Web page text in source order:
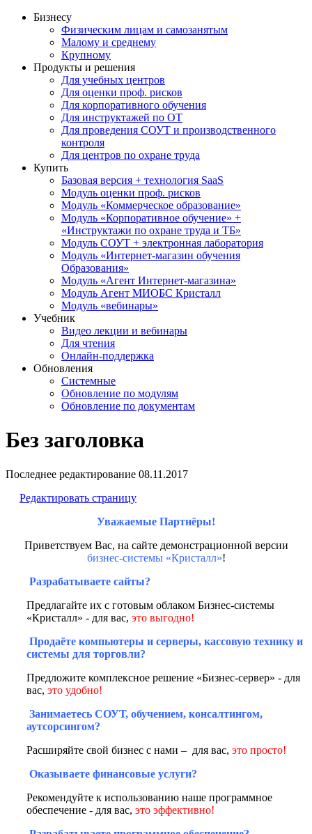
Бизнесу
Физическим лицам и самозанятым
Малому и среднему
Крупному
Продукты и решения
Для учебных центров
Для оценки проф. рисков
Для корпоративного обучения
Для инструктажей по ОТ
Для проведения СОУТ и производственного
контроля
Для центров по охране труда
Купить
Базовая версия + технология SaaS
Модуль оценки проф. рисков
Модуль «Коммерческое образование»
Модуль «Корпоративное обучение» +
«Инструктажи по охране труда и ТБ»
Модуль СОУТ + электронная лаборатория
Модуль «Интернет-магазин обучения
Образования»
Модуль «Агент Интернет-магазина»
Модуль Агент МИОБС Кристалл
Модуль «вебинары»
Учебник
Видео лекции и вебинары
Для чтения
Онлайн-поддержка
Обновления
Системные
Обновление по модулям
Обновление по документам
Без заголовка
Последнее редактирование 08.11.2017
Редактировать страницу
Уважаемые Партнёры!
Приветствуем Вас, на сайте демонстрационной версии
бизнес-системы «Кристалл»!
Разрабатываете сайты?
Предлагайте их с готовым облаком Бизнес-системы
«Кристалл» - для вас, это выгодно!
Продаёте компьютеры и серверы, кассовую технику и
системы для торговли?
Предложите комплексное решение «Бизнес-сервер» - для
вас, это удобно!
Занимаетесь СОУТ, обучением, консалтингом,
аутсорсингом?
Расширяйте свой бизнес с нами – для вас, это просто!
Оказываете финансовые услуги?
Рекомендуйте к использованию наше программное
обеспечение - для вас, это эффективно!